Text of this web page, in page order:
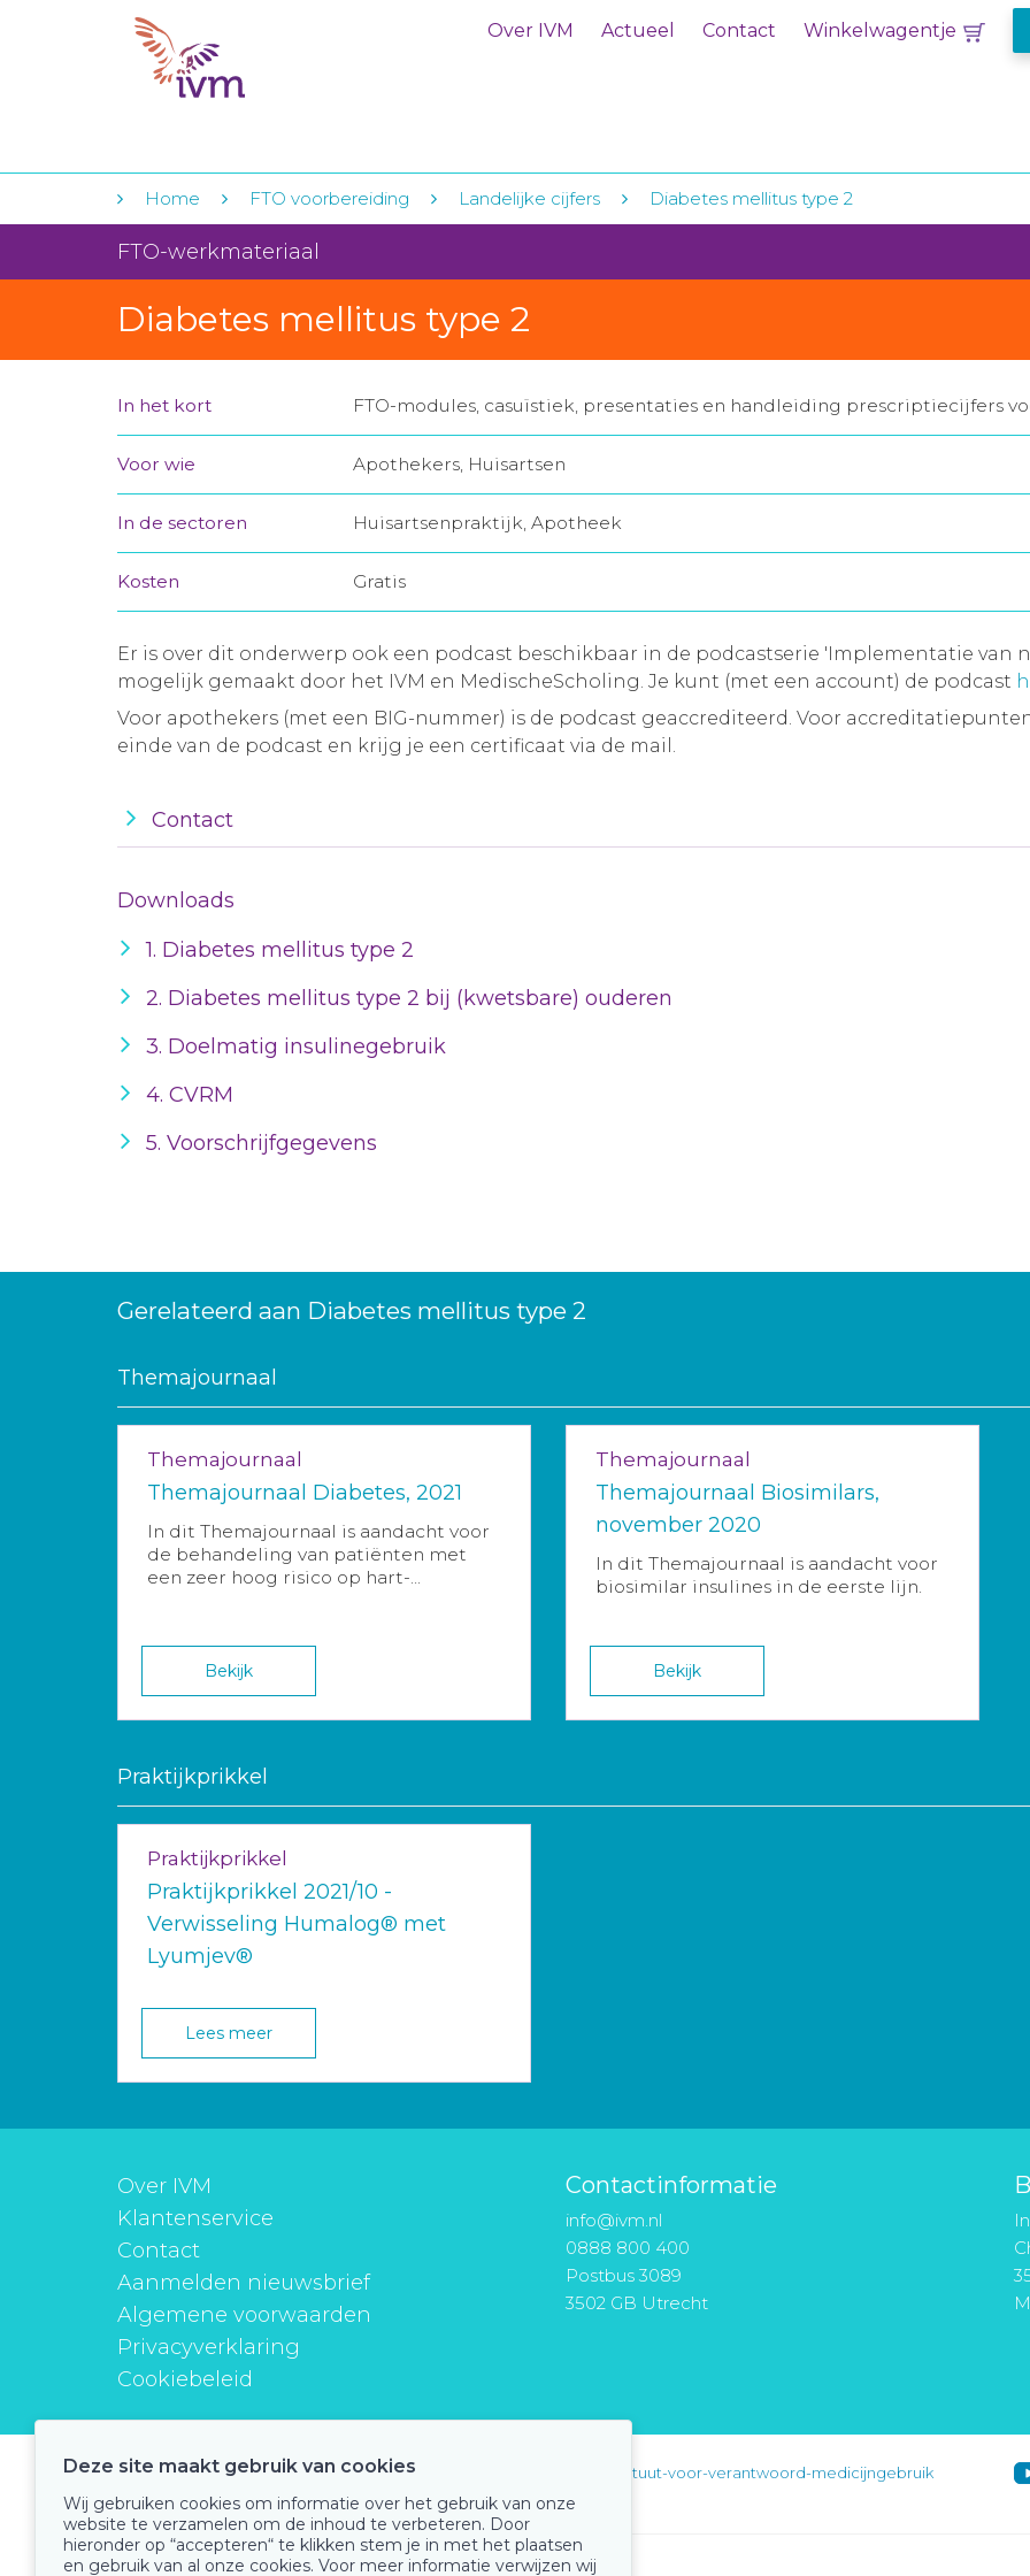
Over IVM Actueel Contact Winkelwagentje
Home FTO voorbereiding Landelijke cijfers Diabetes mellitus type 2
FTO-werkmateriaal
Diabetes mellitus type 2
In het kort FTO-modules, casuïstiek, presentaties en handleiding prescriptiecijfers
Voor wie Apothekers, Huisartsen
In de sectoren Huisartsenpraktijk, Apotheek
Kosten Gratis
Er is over dit onderwerp ook een podcast beschikbaar in de podcastserie 'Implementatie van
mogelijk gemaakt door het IVM en MedischeScholing. Je kunt (met een account) de podcast
Voor apothekers (met een BIG-nummer) is de podcast geaccrediteerd. Voor
einde van de podcast en krijg je een certificaat via de mail.
Contact
Downloads
1. Diabetes mellitus type 2
2. Diabetes mellitus type 2 bij (kwetsbare) ouderen
3. Doelmatig insulinegebruik
4. CVRM
5. Voorschrijfgegevens
Gerelateerd aan Diabetes mellitus type 2
Themajournaal
Themajournaal
Themajournaal Diabetes, 2021
In dit Themajournaal is aandacht voor
de behandeling van patiënten met
een zeer hoog risico op hart-...
Bekijk
Themajournaal
Themajournaal Biosimilars,
november 2020
In dit Themajournaal is aandacht voor
biosimilar insulines in de eerste lijn.
Bekijk
Praktijkprikkel
Praktijkprikkel
Praktijkprikkel 2021/10 -
Verwisseling Humalog® met
Lyumjev®
Lees meer
Over IVM
Klantenservice
Contact
Aanmelden nieuwsbrief
Algemene voorwaarden
Privacyverklaring
Cookiebeleid
Contactinformatie
info@ivm.nl
0888 800 400
Postbus 3089
3502 GB Utrecht
instituutverantwoordmedicijngebruik instituut-voor-verantwoord-medicijngebruik
Deze site maakt gebruik van cookies
Wij gebruiken cookies om informatie over het gebruik van onze
website te verzamelen om de inhoud te verbeteren. Door
hieronder op “accepteren“ te klikken stem je in met het plaatsen
en gebruik van al onze cookies. Voor meer informatie verwijzen wij